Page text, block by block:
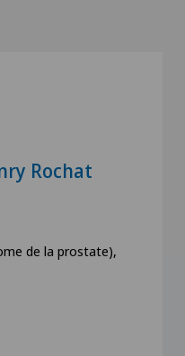
Rochat
de la prostate),